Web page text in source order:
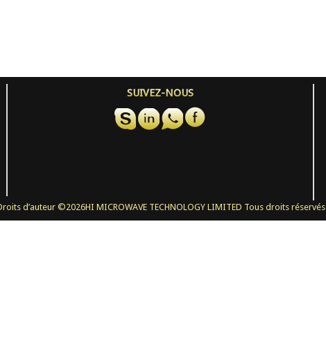
SUIVEZ-NOUS
d’auteur ©2026HI MICROWAVE TECHNOLOGY LIMITED Tous droits réservés